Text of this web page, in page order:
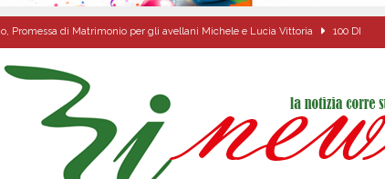
Promessa di Matrimonio per gli avellani Michele e Lucia Vittoria 100 DI
DI EMERGENZA COMUNALE, L’OPPOSIZIONE: “DOCUMENTI CARENTI,
due Napoletane: Elena d’Amico Miss Cinema Campania e Valeria Nettuno Miss